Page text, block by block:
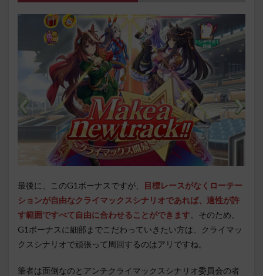
最後に、このG1ボーナスですが、
目標レースがなくローテー
ションが自由なクライマックスシナリオであれば、適性が許
す範囲ですべて自由に合わせることができます。そのため、
G1ボーナスに細部までこだわっていきたい方は、クライマッ
クスシナリオで頑張って周回するのはアリですね。
筆者は面倒なのとアンチクライマックスシナリオ委員会の者